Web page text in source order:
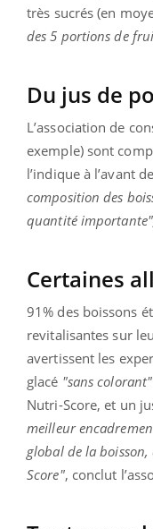
très sucrés (en
des 5 portions de
Du jus de
L’association de
exemple) sont
l’indique à l’avant
composition des
quantité
Certaines
91% des boissons
revitalisantes sur
avertissent les
glacé "sans colorant"
Nutri-Score, et un
meilleur
global de la boisson,
Score", conclut